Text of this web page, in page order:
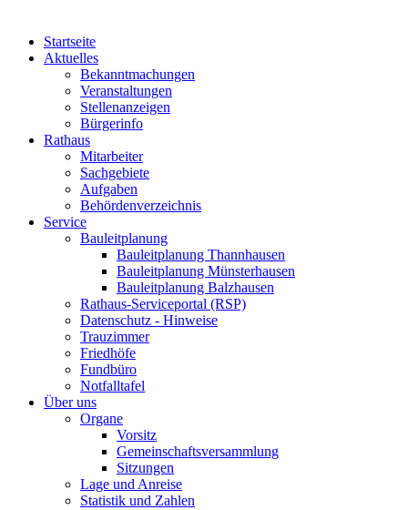
Startseite
Aktuelles
Bekanntmachungen
Veranstaltungen
Stellenanzeigen
Bürgerinfo
Rathaus
Mitarbeiter
Sachgebiete
Aufgaben
Behördenverzeichnis
Service
Bauleitplanung
Bauleitplanung Thannhausen
Bauleitplanung Münsterhausen
Bauleitplanung Balzhausen
Rathaus-Serviceportal (RSP)
Datenschutz - Hinweise
Trauzimmer
Friedhöfe
Fundbüro
Notfalltafel
Über uns
Organe
Vorsitz
Gemeinschaftsversammlung
Sitzungen
Lage und Anreise
Statistik und Zahlen